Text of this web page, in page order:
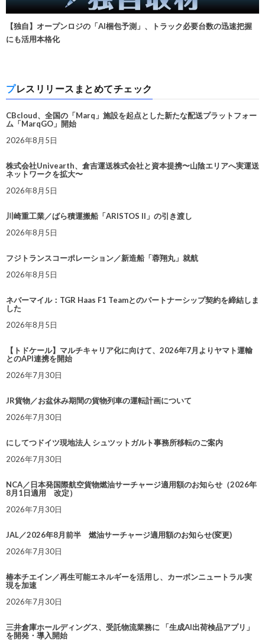
【独自】オープンロジの「AI梱包予測」、トラック必要台数の迅速把握
にも活用本格化
プレスリリースまとめてチェック
CBcloud、全国の「Marq」施設を起点とした新たな配送プラットフォー
ム「MarqGO」開始
2026年8月5日
株式会社Univearth、倉吉運送株式会社と資本提携〜山陰エリアへ実運送
ネットワークを拡大〜
2026年8月5日
川崎重工業／ばら積運搬船「ARISTOS II」の引き渡し
2026年8月5日
フジトランスコーポレーション／新造船「蓉翔丸」就航
2026年8月5日
ネバーマイル：TGR Haas F1 Teamとのパートナーシップ契約を締結しま
した
2026年8月5日
【トドケール】マルチキャリア化に向けて、2026年7月よりヤマト運輸
とのAPI連携を開始
2026年7月30日
JR貨物／お盆休み期間の貨物列車の運転計画について
2026年7月30日
にしてつドイツ現地法人 シュツットガルト事務所移転のご案内
2026年7月30日
NCA／日本発国際航空貨物燃油サーチャージ適用額のお知らせ（2026年
8月1日適用 改定）
2026年7月30日
JAL／2026年8月前半 燃油サーチャージ適用額のお知らせ(変更)
2026年7月30日
椿本チエイン／再生可能エネルギーを活用し、カーボンニュートラル実
現を加速
2026年7月30日
三井倉庫ホールディングス、受託物流業務に 「生成AI出荷検品アプリ」
を開発・導入開始